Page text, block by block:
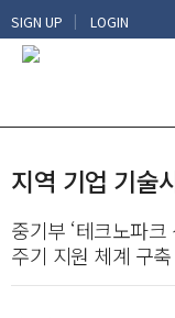
SIGN UP | LOGIN
지역 기업 기술
중기부 ‘테크노파
주기 지원 체계 구축